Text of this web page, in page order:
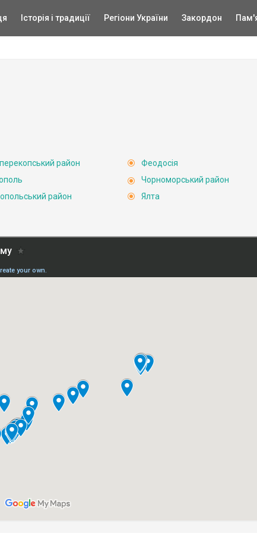
Історія і традиції Регіони України Закордон
район
район
Феодосія
Чорноморський район
Ялта